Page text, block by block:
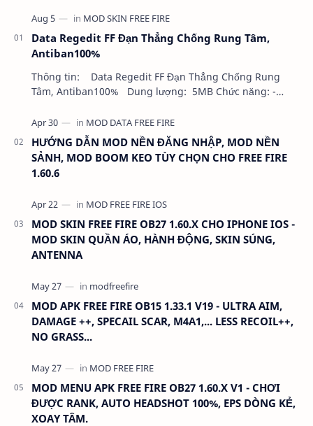
Data Regedit FF Đạn Thẳng Chống Rung Tâm,
Antiban100%
Thông tin: Data Regedit FF Đạn Thẳng Chống Rung
Tâm, Antiban100% Dung lượng: 5MB Chức năng: -
HƯỚNG DẪN MOD NỀN ĐĂNG NHẬP, MOD NỀN
SẢNH, MOD BOOM KEO TÙY CHỌN CHO FREE FIRE
1.60.6
MOD SKIN FREE FIRE OB27 1.60.X CHO IPHONE IOS -
MOD SKIN QUẦN ÁO, HÀNH ĐỘNG, SKIN SÚNG,
ANTENNA
MOD APK FREE FIRE OB15 1.33.1 V19 - ULTRA AIM,
DAMAGE ++, SPECAIL SCAR, M4A1,... LESS RECOIL++,
NO GRASS...
MOD MENU APK FREE FIRE OB27 1.60.X V1 - CHƠI
ĐƯỢC RANK, AUTO HEADSHOT 100%, EPS DÒNG KẺ,
XOAY TÂM.